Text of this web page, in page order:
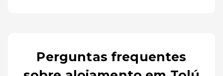
Perguntas frequentes